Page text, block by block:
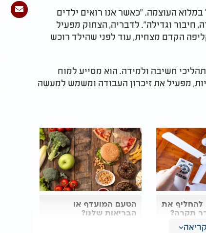
העוצמה. "כאשר אנו רואים ילדים
חיבור וגדילה". לדבריה, הצחוק מפעיל
הקדם מצחית, עוד לפני שהילד רוכש
חשיבה ולמידה. הוא מסייע למוח
מפעיל את זיכרון העבודה ומשמש למעשה
את
תקרה?
את זה
הטעם המועדף או
הבריאות שלנו?